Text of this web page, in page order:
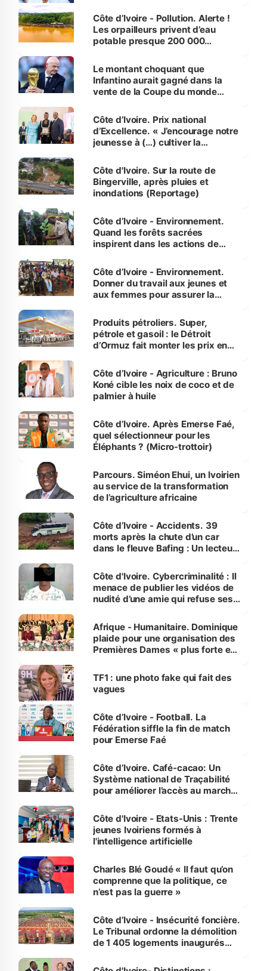
Côte d’Ivoire - Pollution. Alerte !
Les orpailleurs privent d’eau
potable presque 200 000
Le montant choquant que
Infantino aurait gagné dans la
vente de la Coupe du monde
Côte d’Ivoire. Prix national
d’Excellence. « J’encourage notre
jeunesse à (…) cultiver la
(Alassane Ouattara
Côte d'Ivoire. Sur la route de
Bingerville, après pluies et
inondations (Reportage)
Côte d’Ivoire - Environnement.
Quand les forêts sacrées
inspirent dans les actions de
Côte d’Ivoire - Environnement.
Donner du travail aux jeunes et
aux femmes pour assurer la
menacées
Produits pétroliers. Super,
pétrole et gasoil : le Détroit
d’Ormuz fait monter les prix en
Côte d’Ivoire - Agriculture : Bruno
Koné cible les noix de coco et de
palmier à huile
Côte d’Ivoire. Après Emerse Faé,
quel sélectionneur pour les
Éléphants ? (Micro-trottoir)
Parcours. Siméon Ehui, un Ivoirien
au service de la transformation
de l’agriculture africaine
Côte d’Ivoire - Accidents. 39
morts après la chute d’un car
dans le fleuve Bafing : Un lecteur
des Transports
Côte d'Ivoire. Cybercriminalité : Il
menace de publier les vidéos de
nudité d’une amie qui refuse ses
Afrique - Humanitaire. Dominique
plaide pour une organisation des
Premières Dames « plus forte et
sur la scène internationale »
TF1 : une photo fake qui fait des
vagues
Côte d’Ivoire - Football. La
Fédération siffle la fin de match
pour Emerse Faé
Côte d’Ivoire. Café-cacao: Un
Système national de Traçabilité
pour améliorer l’accès au marché
Côte d'Ivoire - Etats-Unis : Trente
jeunes Ivoiriens formés à
l'intelligence artificielle
Charles Blé Goudé « Il faut qu’on
comprenne que la politique, ce
n’est pas la guerre »
Côte d’Ivoire - Insécurité foncière.
Le Tribunal ordonne la démolition
de 1 405 logements inaugurés
Bassam